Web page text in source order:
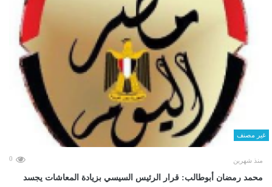
غير مصنف
منذ شهرين 0
محمد رمضان أبوطالب: قرار الرئيس السيسي بزيادة المعاشات يجسد